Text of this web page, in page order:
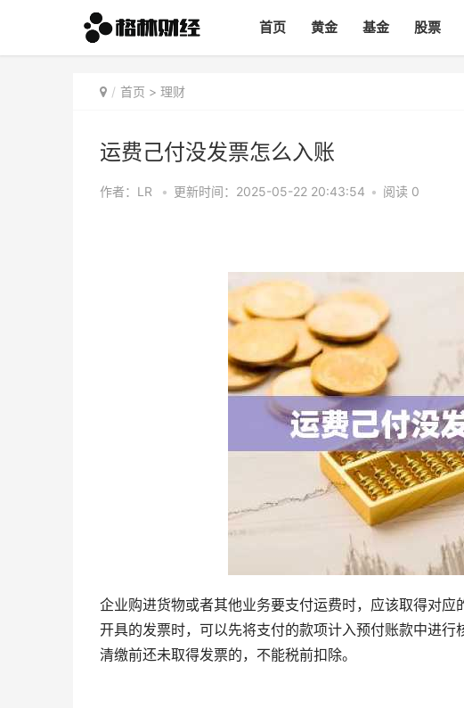
首页 黄金 基金 股票
首页 > 理财
运费己付没发票怎么入账
作者：LR • 更新时间：2025-05-22 20:43:54 • 阅读 0
企业购进货物或者其他业务要支付运费时，应该取得对
开具的发票时，可以先将支付的款项计入预付账款中进
清缴前还未取得发票的，不能税前扣除。